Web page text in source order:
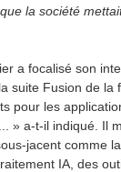
la société
a focalisé son
suite Fusion de la
pour les
» a-t-il indiqué. Il
jacent comme
IA, des